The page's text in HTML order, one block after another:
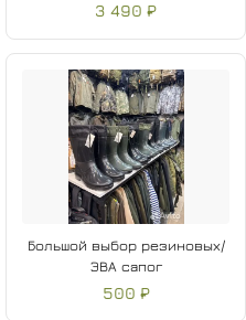
3 490 ₽
Большой выбор резиновых/
ЭВА сапог
500 ₽